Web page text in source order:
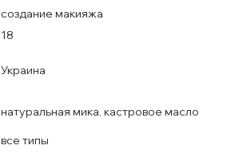
создание макияжа
18
Украина
натуральная мика, кастровое масло
все типы